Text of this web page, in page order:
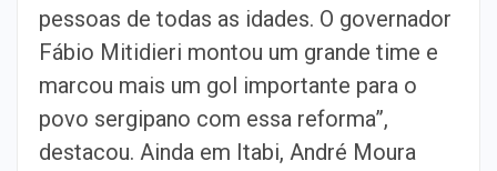
pessoas de todas as idades. O governador
Fábio Mitidieri montou um grande time e
marcou mais um gol importante para o
povo sergipano com essa reforma”,
destacou. Ainda em Itabi, André Moura